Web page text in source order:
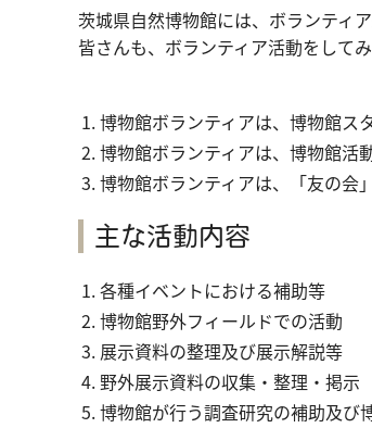
茨城県自然博物館には、ボランティ
皆さんも、ボランティア活動をして
博物館ボランティアは、博物館ス
博物館ボランティアは、博物館活
博物館ボランティアは、「友の会
主な活動内容
各種イベントにおける補助等
博物館野外フィールドでの活動
展示資料の整理及び展示解説等
野外展示資料の収集・整理・掲示
博物館が行う調査研究の補助及び